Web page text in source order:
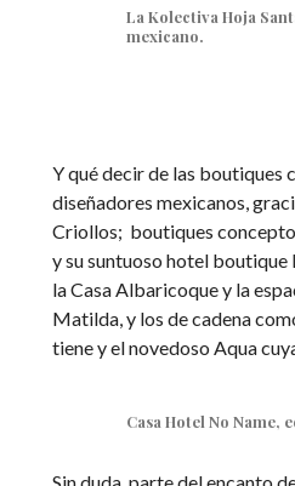
La Kolectiva Hoja
mexicano.
Y qué decir de las boutiques
diseñadores mexicanos,
Criollos; boutiques
y su suntuoso hotel boutique
la Casa Albaricoque y la
Matilda, y los de cadena
tiene y el novedoso Aqua
Casa Hotel No Name,